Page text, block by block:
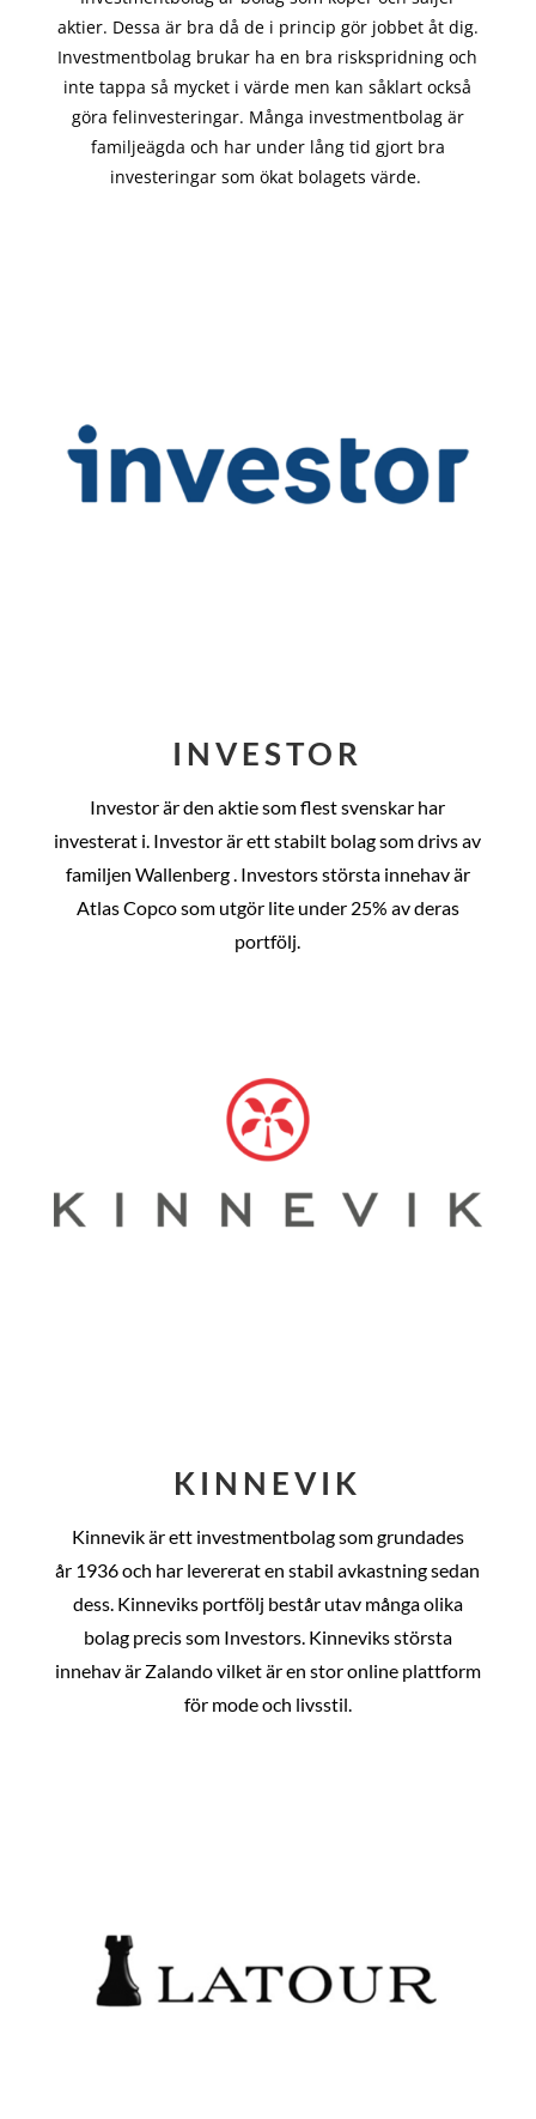
aktier. Dessa är bra då de i princip görjobbet åt dig.
Investmentbolag brukar ha en bra riskspridning och
inte tappa så mycket i värde men kan såklart också
göra felinvesteringar. Många investmentbolag är
familjeägda och har under lång tid gjort bra
investeringar som ökat bolagets värde.
INVESTOR
Investor är den aktie som flest svenskar har
investerat i. Investor är ett stabilt bolag som drivs av
familjen Wallenberg . Investors största innehav är
Atlas Copco som utgör lite under 25% av deras
portfölj.
KINNEVIK
Kinnevik är ett investmentbolag som grundades
år 1936 och har levererat en stabil avkastning sedan
dess. Kinneviks portfölj består utav många olika
bolag precis som Investors. Kinneviks största
innehav är Zalando vilket är en stor online plattform
för mode och livsstil.